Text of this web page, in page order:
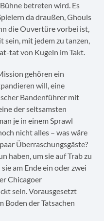
betreten wird. Es
da draußen, Ghouls
die Ouvertüre vorbei ist,
sein, mit jedem zu tanzen,
tat von Kugeln im Takt.
gehören ein
will, eine
Bandenführer mit
der seltsamsten
je in einem Sprawl
nicht alles – was wäre
Überraschungsgäste?
haben, um sie auf Trab zu
am Ende ein oder zwei
Chicagoer
sein. Vorausgesetzt
Boden der Tatsachen